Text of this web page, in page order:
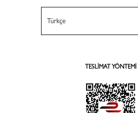
Türkçe
TESLIMAT YÖNTEMI